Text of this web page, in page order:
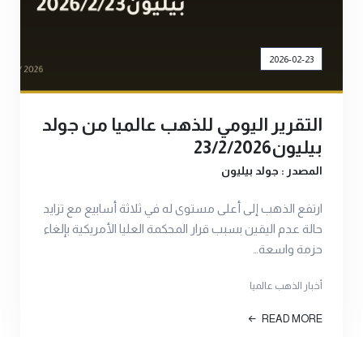
2026-02-23
التقرير اليومي للذهب عالميا من جولد
بيليون23/2/2026
المصدر : جولد بيليون
ارتفع الذهب إلى أعلى مستوى له في ثلاثة أسابيع مع تزايد
حالة عدم اليقين بسبب قرار المحكمة العليا الأمريكية بإلغاء
حزمة واسعة…
أخبار الذهب عالميا
READ MORE